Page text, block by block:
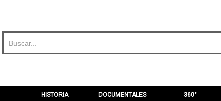
HISTORIA DOCUMENTALES 360°